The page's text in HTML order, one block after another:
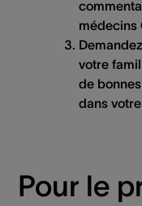
médecins
votre
de
dans
Pour le